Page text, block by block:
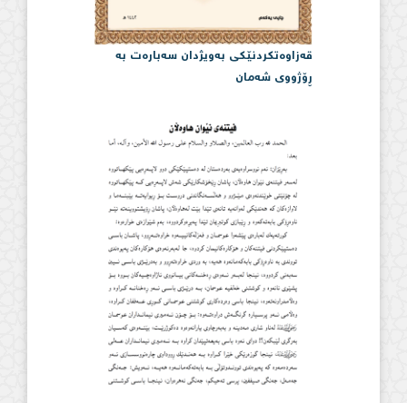
قەزاوەتكردنێكی بەویژدان سەبارەت بە
ڕۆژووی شەمان